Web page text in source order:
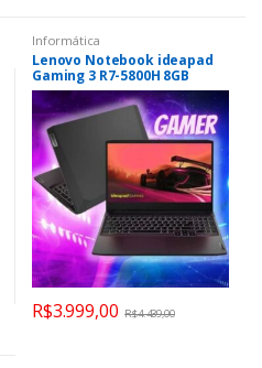
Informática
Lenovo Notebook ideapad
Gaming 3 R7-5800H 8GB
256GB SSD PCIe GTX 1650 4GB
15.6″ FHD W11 82MJ0001BR,
preto
R$3.999,00 R$4.439,00